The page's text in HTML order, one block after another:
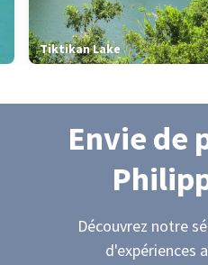
Tiktikan Lake
Envie de
Découvrez notre
d'expériences